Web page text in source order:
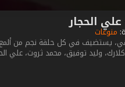
علي الحجار
منوعات
يستضيف في كل حلقة نجم من
وليد توفيق، محمد ثروت، علي